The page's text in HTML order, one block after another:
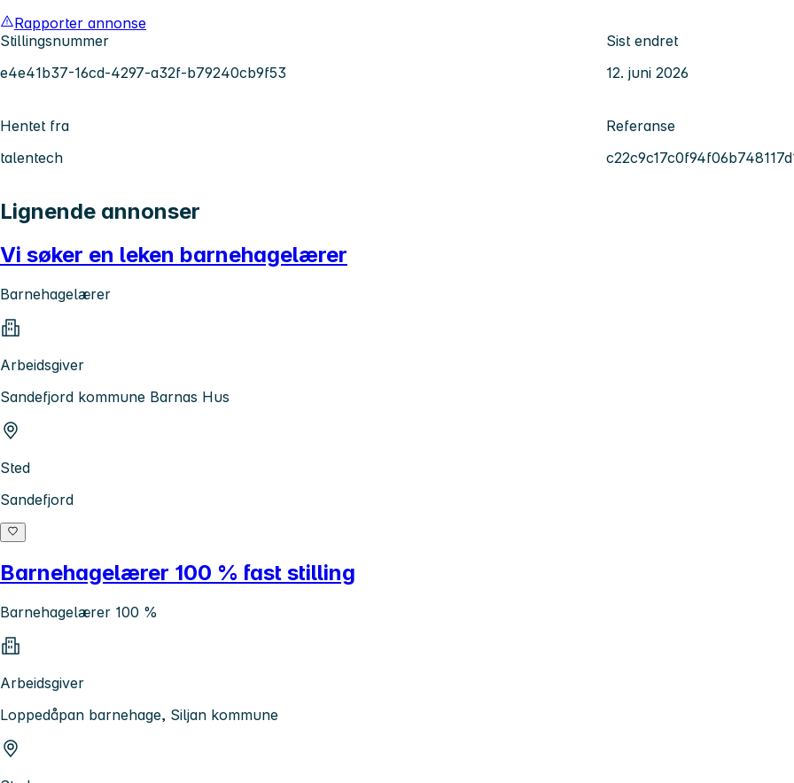
Rapporter annonse
Stillingsnummer
e4e41b37-16cd-4297-a32f-b79240cb9f53
Sist endret
12. juni 2026
Hentet fra
talentech
Referanse
Lignende annonser
Vi søker en leken barnehagelærer
Barnehagelærer
Arbeidsgiver
Sandefjord kommune Barnas Hus
Sted
Sandefjord
Barnehagelærer 100 % fast stilling
Barnehagelærer 100 %
Arbeidsgiver
Loppedåpan barnehage, Siljan kommune